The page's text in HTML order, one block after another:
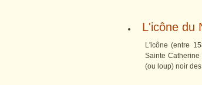
L'icône du
L'icône (entre
Sainte
(ou loup) noir